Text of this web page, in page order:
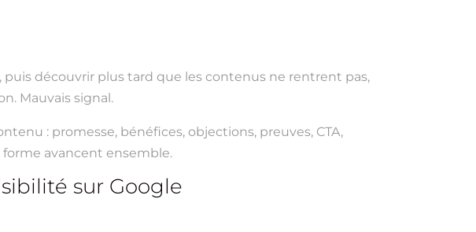
découvrir plus tard que les contenus ne rentrent pas,
Mauvais signal.
: promesse, bénéfices, objections, preuves, CTA,
avancent ensemble.
sur Google